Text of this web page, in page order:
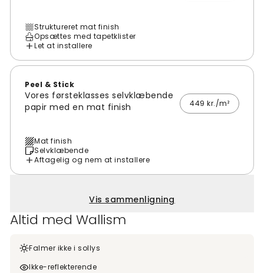
Struktureret mat finish
Opsættes med tapetklister
Let at installere
Peel & Stick
Vores førsteklasses selvklæbende
papir med en mat finish
449 kr./m²
Mat finish
Selvklæbende
Aftagelig og nem at installere
Vis sammenligning
Altid med Wallism
Falmer ikke i sollys
Ikke-reflekterende